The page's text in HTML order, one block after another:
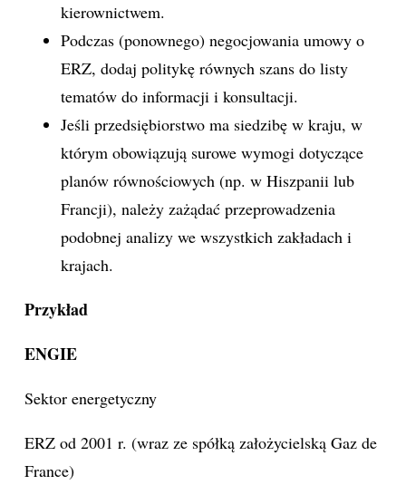
kierownictwem.
Podczas (ponownego) negocjowania umowy o
ERZ, dodaj politykę równych szans do listy
tematów do informacji i konsultacji.
Jeśli przedsiębiorstwo ma siedzibę w kraju, w
którym obowiązują surowe wymogi dotyczące
planów równościowych (np. w Hiszpanii lub
Francji), należy zażądać przeprowadzenia
podobnej analizy we wszystkich zakładach i
krajach.
Przykład
ENGIE
Sektor energetyczny
ERZ od 2001 r. (wraz ze spółką założycielską Gaz de
France)